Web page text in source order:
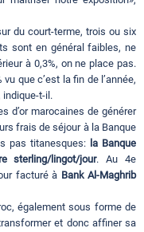
du court-terme, trois ou six
sont en général faibles, ne
à 0,3%, on ne place pas.
que c’est la fin de l’année,
indique-t-il.
d’or marocaines de générer
frais de séjour à la Banque
pas titanesques: la Banque
sterling/lingot/jour. Au 4e
facturé à Bank Al-Maghrib
également sous forme de
et donc affiner sa